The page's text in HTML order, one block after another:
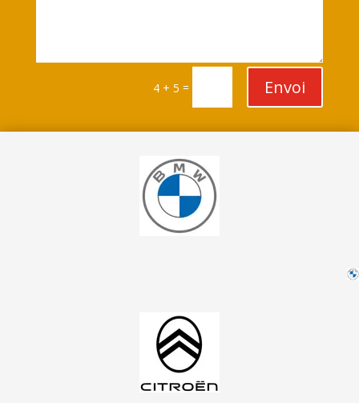
4 + 5 = Envoi